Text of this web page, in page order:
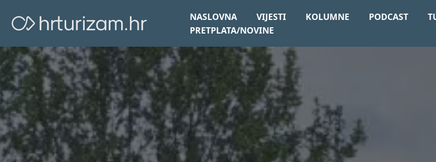
NASLOVNA VIJESTI KOLUMNE PODCAST
PRETPLATA/NOVINE